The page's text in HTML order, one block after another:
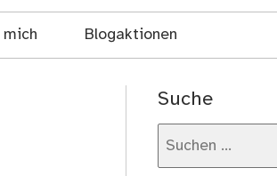
mich Blogaktionen
Suche